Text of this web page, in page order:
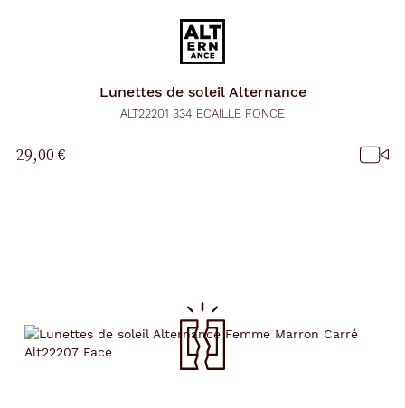
Lunettes de soleil Alternance
ALT22201 334 ECAILLE FONCE
29,00 €